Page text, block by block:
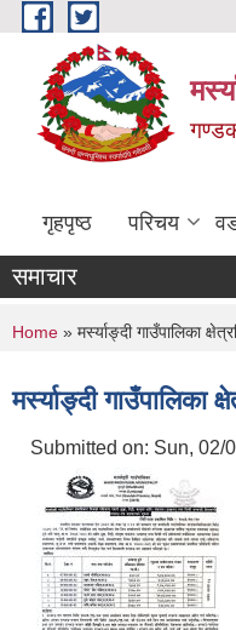
Skip to main content
गृहपृष्ठ परिचय
समाचार
You are here
Home » मर्स्याङ्दी गाउँपालिका
मर्स्याङ्दी
Submitted on: Sun, 02/